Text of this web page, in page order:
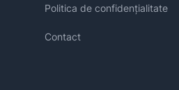
Politica de confidențialitate
Contact